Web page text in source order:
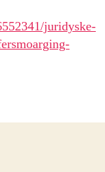
juridyske-